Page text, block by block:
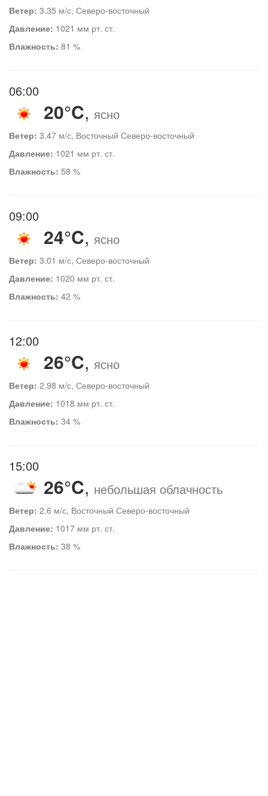
Ветер: 3.35 м/с, Северо-восточный
Давление: 1021 мм рт. ст.
Влажность: 81 %
06:00
20°C, ясно
Ветер: 3.47 м/с, Восточный Северо-восточный
Давление: 1021 мм рт. ст.
Влажность: 58 %
09:00
24°C, ясно
Ветер: 3.01 м/с, Северо-восточный
Давление: 1020 мм рт. ст.
Влажность: 42 %
12:00
26°C, ясно
Ветер: 2.98 м/с, Северо-восточный
Давление: 1018 мм рт. ст.
Влажность: 34 %
15:00
26°C, небольшая облачность
Ветер: 2.6 м/с, Восточный Северо-восточный
Давление: 1017 мм рт. ст.
Влажность: 38 %